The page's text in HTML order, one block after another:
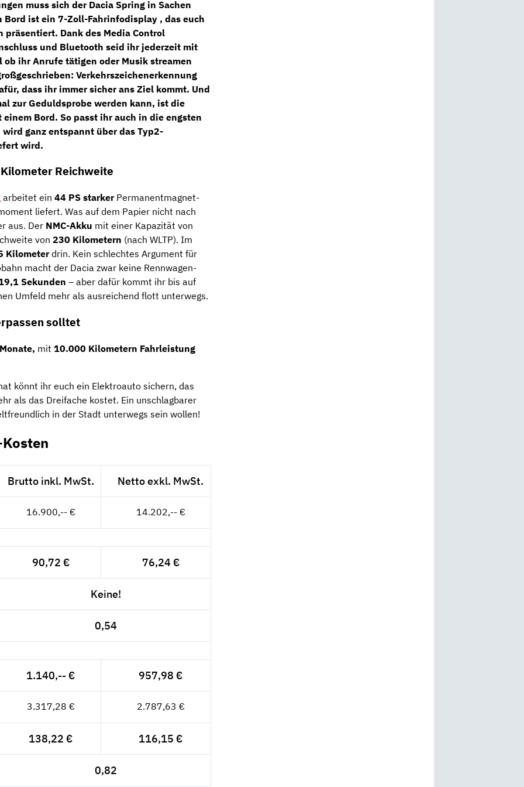
muss sich der Dacia Spring in Sachen
Bord ist ein 7-Zoll-Fahrinfodisplay , das euch
Dank des Media Control
und Bluetooth seid ihr jederzeit mit
ihr Anrufe tätigen oder Musik streamen
Verkehrszeichenerkennung
dass ihr immer sicher ans Ziel kommt. Und
zur Geduldsprobe werden kann, ist die
Bord. So passt ihr auch in die engsten
ganz entspannt über das Typ2-
wird.
Reichweite
arbeitet ein 44 PS starkerPermanentmagnet-
liefert. Was auf dem Papier nicht nach
aus. Der NMC-Akku mit einer Kapazität von
von 230 Kilometern (nach WLTP). Im
Kilometerdrin. Kein schlechtes Argument für
macht der Dacia zwar keine Rennwagen-
Sekunden – aber dafür kommt ihr bis auf
Umfeld mehr als ausreichend flott unterwegs.
solltet
mit 10.000 Kilometern Fahrleistung
könnt ihr euch ein Elektroauto sichern, das
als das Dreifache kostet. Ein unschlagbarer
in der Stadt unterwegs sein wollen!
Brutto inkl. MwSt. Netto exkl. MwSt.
16.900,-- € 14.202,-- €
90,72 € 76,24 €
Keine!
0,54
1.140,-- € 957,98 €
3.317,28 € 2.787,63 €
138,22 € 116,15 €
0,82